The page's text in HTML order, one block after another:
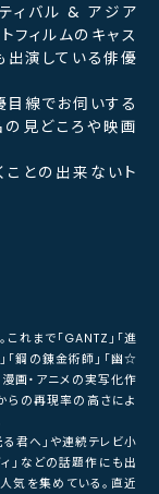
ィバル & アジア
フィルムのキャス
出演している俳優
目線でお伺いする
見どころや映画
との出来ないト
れまで「GANTZ」「進
「鋼の錬金術師」「幽☆
画・アニメの実写化作
らの再現率の高さによ
君へ」や連続テレビ小
」などの話題作にも出
気を集めている。直近